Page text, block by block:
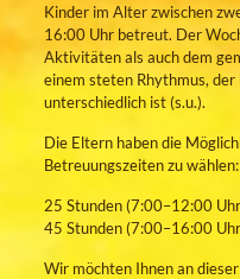
Kinder im Alter zwischen
16:00 Uhr betreut. Der
Aktivitäten als auch dem
einem steten Rhythmus,
unterschiedlich ist (s.u.).
Die Eltern haben die
Betreuungszeiten zu wählen:
25 Stunden (7:00–12:00
45 Stunden (7:00–16:00
Wir möchten Ihnen an